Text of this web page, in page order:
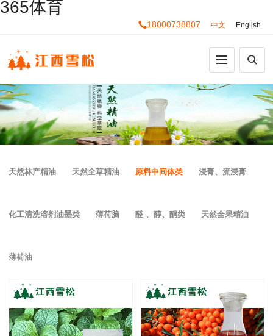
365体育
18000738807 中文 English
天然林产精油 天然全草精油 原料中间体类 浸膏、流浸膏
化工清洗溶剂油墨类 薄荷脑 醛 、醇、酮类 天然全果精油
薄荷油